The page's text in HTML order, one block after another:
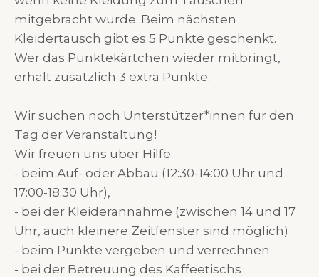
mitgebracht wurde. Beim nächsten
Kleidertausch gibt es 5 Punkte geschenkt.
Wer das Punktekärtchen wieder mitbringt,
erhält zusätzlich 3 extra Punkte.
Wir suchen noch Unterstützer*innen für den
Tag der Veranstaltung!
Wir freuen uns über Hilfe:
- beim Auf- oder Abbau (12:30-14:00 Uhr und
17:00-18:30 Uhr),
- bei der Kleiderannahme (zwischen 14 und 17
Uhr, auch kleinere Zeitfenster sind möglich)
- beim Punkte vergeben und verrechnen
- bei der Betreuung des Kaffeetischs